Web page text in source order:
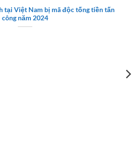
tại Việt Nam bị mã độc tống tiền tấn
công năm 2024